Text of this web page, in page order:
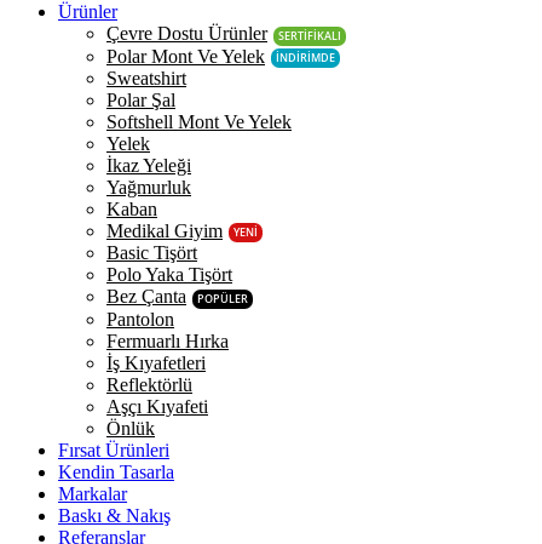
Ürünler
Çevre Dostu Ürünler
SERTİFİKALI
Polar Mont Ve Yelek İNDİRİMDE
Sweatshirt
Polar Şal
Softshell Mont Ve Yelek
Yelek
İkaz Yeleği
Yağmurluk
Kaban
Medikal Giyim
YENİ
Basic Tişört
Polo Yaka Tişört
Bez Çanta
POPÜLER
Pantolon
Fermuarlı Hırka
İş Kıyafetleri
Reflektörlü
Aşçı Kıyafeti
Önlük
Fırsat Ürünleri
Kendin Tasarla
Markalar
Baskı & Nakış
Referanslar